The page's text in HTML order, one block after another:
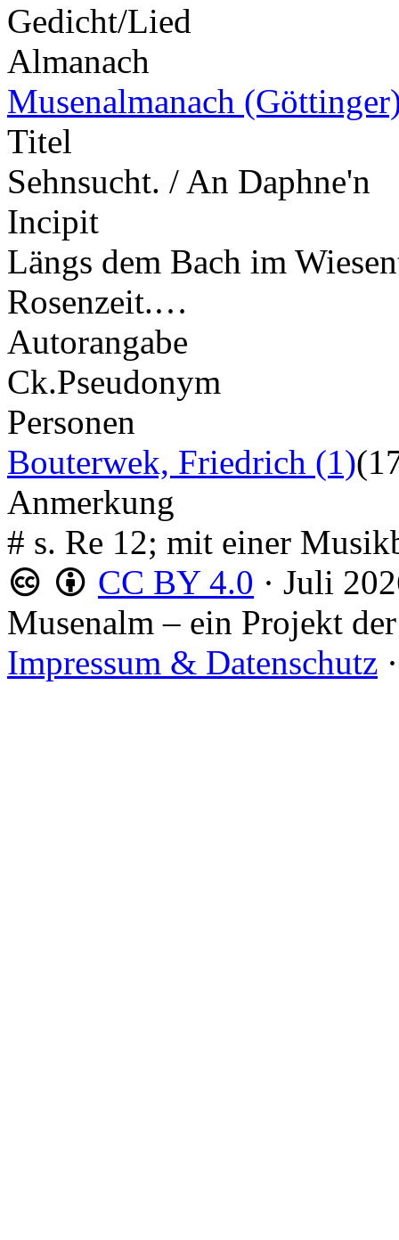
Gedicht/Lied
Almanach
Musenalmanach
Titel
Sehnsucht. / An Daphne'n
Incipit
Längs dem Bach im
Rosenzeit.…
Autorangabe
Ck.Pseudonym
Personen
Bouterwek, Friedrich (1)
Anmerkung
# s. Re 12; mit einer
CC BY 4.0 · Juli
Musenalm – ein Projekt der
Impressum & Datenschutz ·